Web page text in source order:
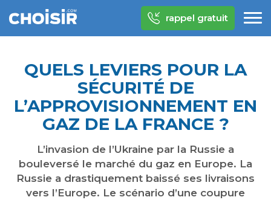
rappel gratuit
QUELS LEVIERS POUR LA
SÉCURITÉ DE
L’APPROVISIONNEMENT EN
GAZ DE LA FRANCE ?
L’invasion de l’Ukraine par la Russie a
bouleversé le marché du gaz en Europe. La
Russie a drastiquement baissé ses livraisons
vers l’Europe. Le scénario d’une coupure